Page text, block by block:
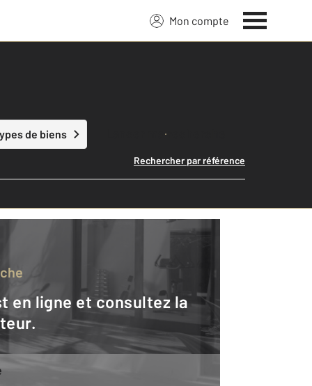
Mon compte
de biens Lancer ma recherche
Rechercher par référence